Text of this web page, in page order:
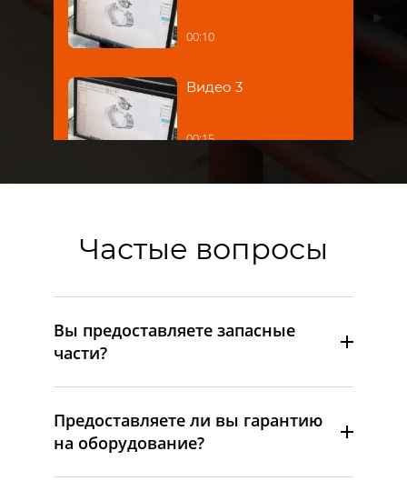
00:10
Видео 3
00:15
Частые вопросы
Вы предоставляете запасные
части?
Предоставляете ли вы гарантию
на оборудование?